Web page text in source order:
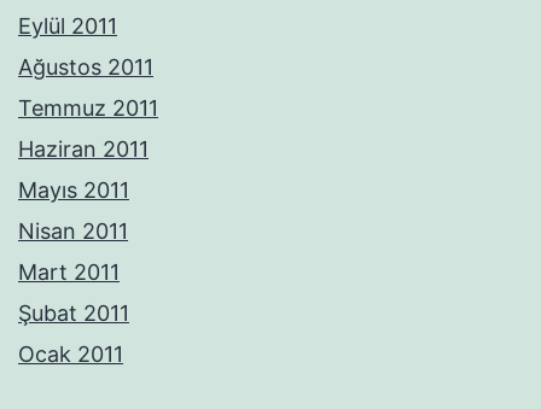
Eylül 2011
Ağustos 2011
Temmuz 2011
Haziran 2011
Mayıs 2011
Nisan 2011
Mart 2011
Şubat 2011
Ocak 2011